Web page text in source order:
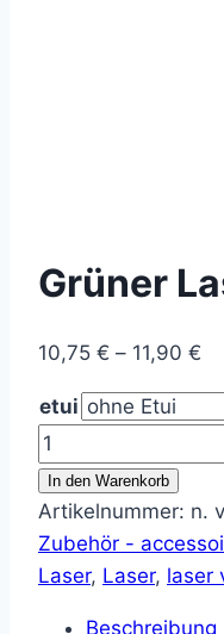
Grüner
10,75 € – 11,90 €
etui
Grüner
Laser
-
laser
vert
In den Warenkorb
Artikelnummer: n.
Zubehör -
Laser, Laser, laser
Beschreibung